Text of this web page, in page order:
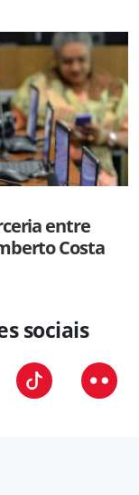
entre
Costa
sociais